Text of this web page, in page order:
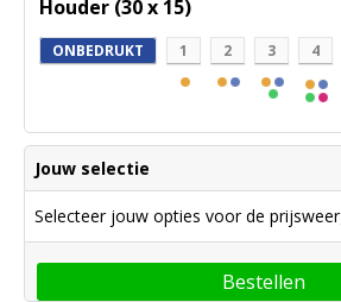
Houder (30 x 15)
ONBEDRUKT 1 2 3 4
Jouw selectie
Selecteer jouw opties voor de
Bestellen